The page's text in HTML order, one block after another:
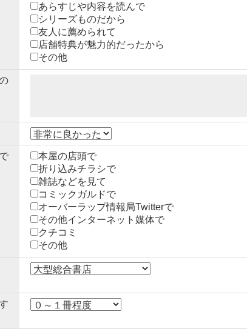
あらすじや内容を読んで
シリーズものだから
友人に薦められて
店舗特典が魅力的だったから
その他
本屋の店頭で
折り込みチラシで
雑誌などを見て
コミックガルドで
オーバーラップ情報局Twitterで
その他インターネット媒体で
クチコミ
その他